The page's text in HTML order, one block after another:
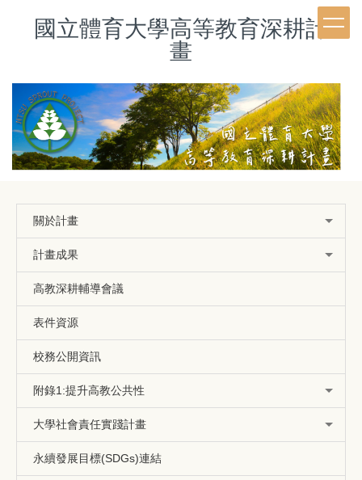
區
國立體育大學高等教育深耕計
畫
關於計畫
計畫成果
高教深耕輔導會議
表件資源
校務公開資訊
附錄1:提升高教公共性
大學社會責任實踐計畫
永續發展目標(SDGs)連結